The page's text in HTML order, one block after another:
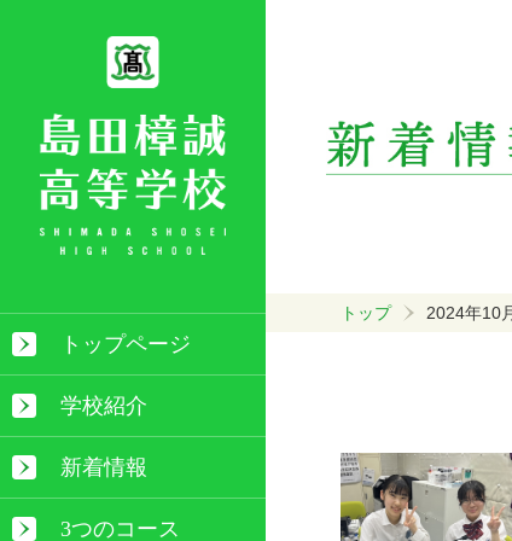
トップページ
学校紹介
新着情報
3つのコース
トップ 2024年10